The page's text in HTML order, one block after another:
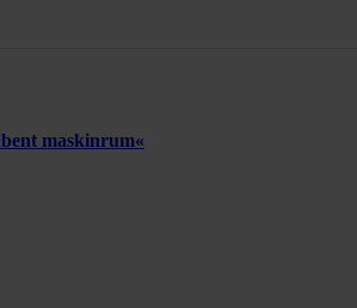
maskinrum«